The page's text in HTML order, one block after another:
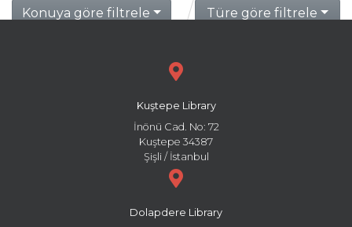
Konuya göre filtrele Türe göre filtrele
Kuştepe Library
İnönü Cad. No: 72
Kuştepe 34387
Şişli / İstanbul
Dolapdere Library